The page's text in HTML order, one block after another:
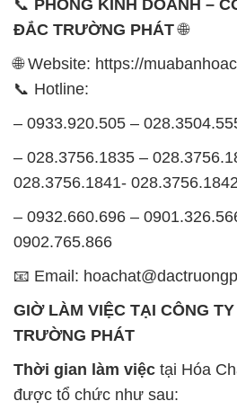
📞 PHÒNG KINH DOANH –
ĐẮC TRƯỜNG PHÁT🌐
🌐 Website: https://
📞 Hotline:
– 0933.920.505 –
– 028.3756.1835 –
028.3756.1841- 028.3756.1842
– 0932.660.696 –
0902.765.866
📧 Email:
GIỜ LÀM VIỆC TẠI CÔNG
TRƯỜNG PHÁT
Thời gian làm việc tại Hóa
được tổ chức như sau: